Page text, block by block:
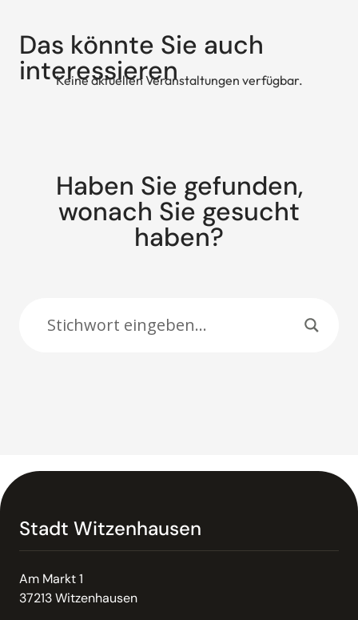
Das könnte Sie auch
interessieren
Keine aktuellen Veranstaltungen verfügbar.
Haben Sie gefunden,
wonach Sie gesucht
haben?
Stadt Witzenhausen
Am Markt 1
37213 Witzenhausen